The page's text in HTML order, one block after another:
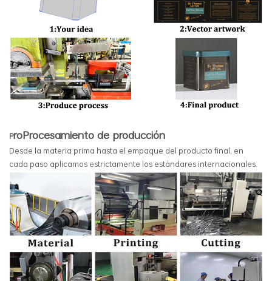
ProProcesamiento de producción
Desde la materia prima hasta el empaque del producto final, en
cada paso aplicamos estrictamente los estándares internacionales.